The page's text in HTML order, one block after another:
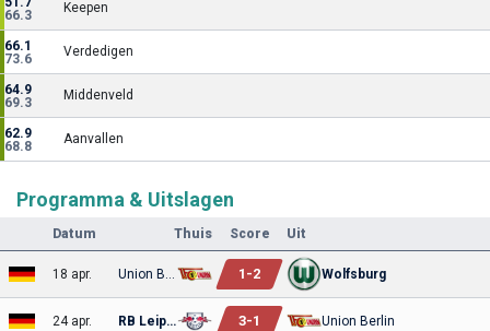
66.3
Keepen
66.1
73.6
Verdedigen
64.9
69.3
Middenveld
62.9
68.8
Aanvallen
Programma & Uitslagen
Datum Thuis Score Uit
18 apr. Union Berlin 1 -2 Wolfsburg
24 apr. RB Leipzig 3-1 Union Berlin